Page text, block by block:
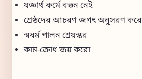
যজ্ঞার্থ কর্মে বন্ধন নেই
শ্রেষ্ঠদের আচরণ জগৎ অনুসরণ করে
স্বধর্ম পালন শ্রেয়স্কর
কাম-ক্রোধ জয় করো